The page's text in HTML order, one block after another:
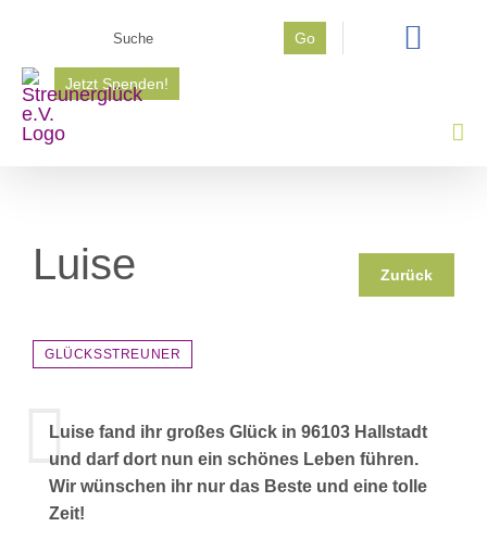
springen
Go
Jetzt Spenden!
Luise Zurück
GLÜCKSSTREUNER
Luise fand ihr großes Glück in 96103 Hallstadt
und darf dort nun ein schönes Leben führen.
Wir wünschen ihr nur das Beste und eine tolle
Zeit!